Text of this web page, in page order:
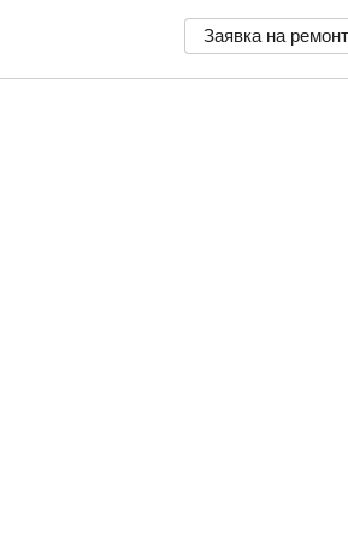
Заявка на ремонт